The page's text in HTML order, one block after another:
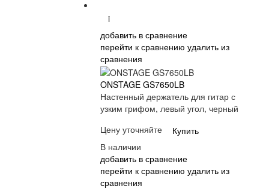
i
добавить в сравнение
перейти к сравнению удалить из
сравнения
ONSTAGE GS7650LB
Настенный держатель для гитар с
узким грифом, левый угол, черный
Цену уточняйте
Купить
В наличии
добавить в сравнение
перейти к сравнению удалить из
сравнения